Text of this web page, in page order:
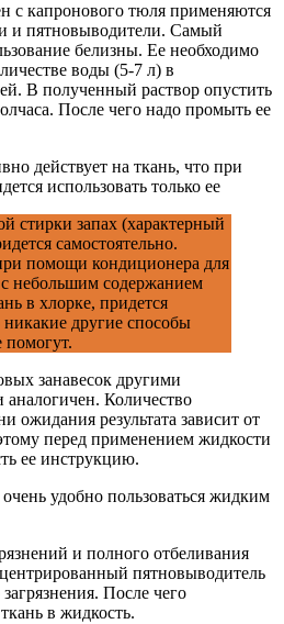
с капронового тюля применяются
и пятновыводители. Самый
белизны. Ее необходимо
воды (5-7 л) в
В полученный раствор опустить
После чего надо промыть ее
действует на ткань, что при
использовать только ее
стирки запах (характерный
самостоятельно.
помощи кондиционера для
с небольшим содержанием
в хлорке, придется
никакие другие способы
занавесок другими
Количество
ожидания результата зависит от
перед применением жидкости
ее инструкцию.
удобно пользоваться жидким
и полного отбеливания
пятновыводитель
После чего
в жидкость.